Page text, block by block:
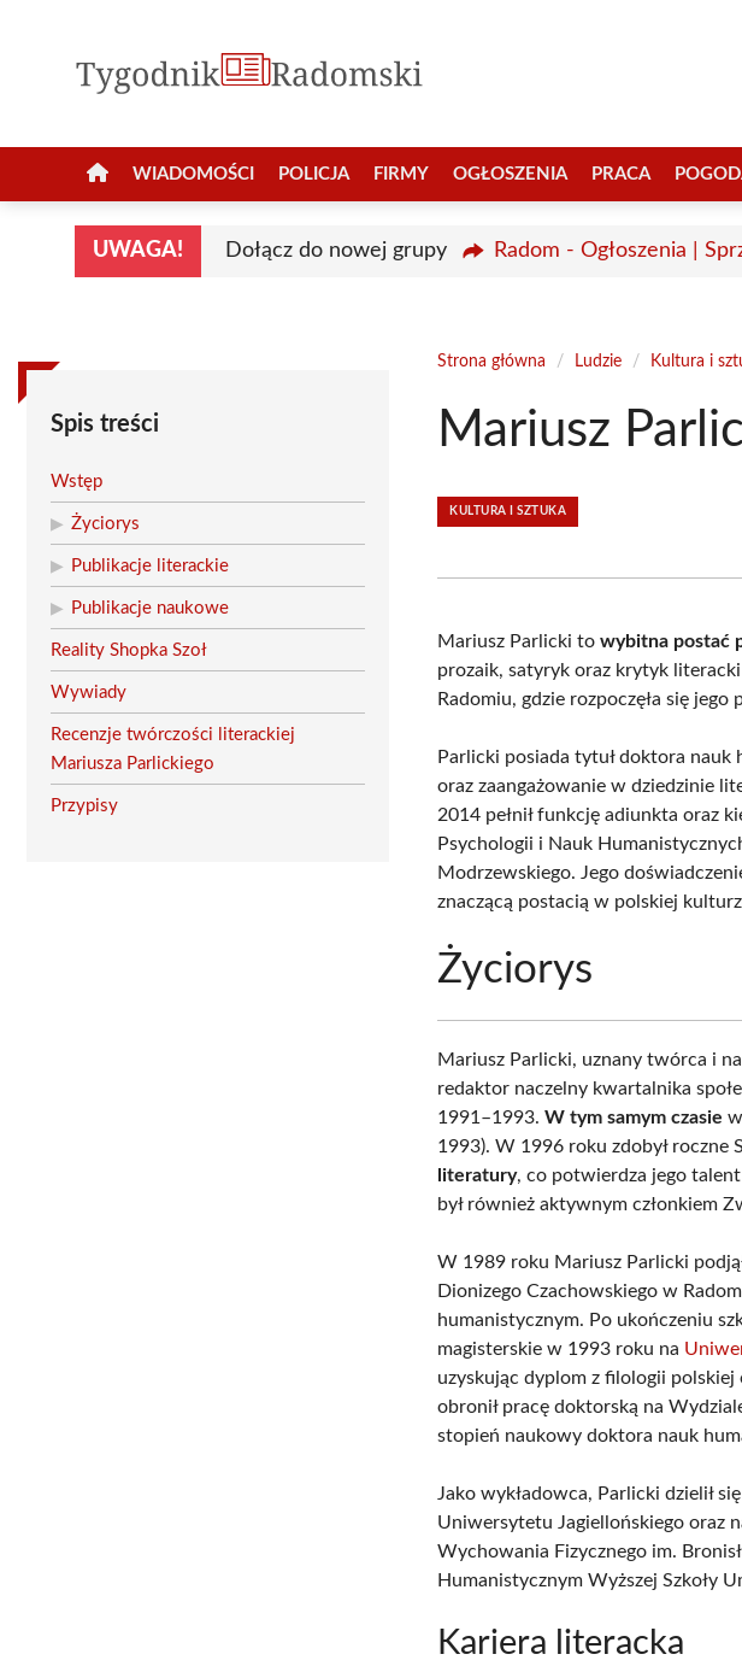
WIADOMOŚCI POLICJA FIRMY OGŁOSZENIA PRACA
UWAGA! Dołącz do nowej grupy Radom - Ogłoszenia |
Spis treści
Wstęp
Życiorys
Publikacje literackie
Publikacje naukowe
Reality Shopka Szoł
Wywiady
Recenzje twórczości literackiej
Mariusza Parlickiego
Przypisy
Strona główna / Ludzie / Kultura i
Mariusz
KULTURA I SZTUKA
Mariusz Parlicki towybitna postać
prozaik, satyryk oraz krytyk
Radomiu, gdzie rozpoczęła się
Parlicki posiada tytuł doktora nauk
oraz zaangażowanie w dziedzinie
2014 pełnił funkcję adiunkta oraz
Psychologii i Nauk
Modrzewskiego. Jego
znaczącą postacią w polskiej
Życiorys
Mariusz Parlicki, uznany twórca i
redaktor naczelny kwartalnika
1991–1993.W tym samym czasie
1993). W 1996 roku zdobył roczne
literatury, co potwierdza jego
był również aktywnym członkiem
W 1989 roku Mariusz Parlicki
Dionizego Czachowskiego w
humanistycznym. Po ukończeniu
magisterskie w 1993 roku na
uzyskując dyplom z filologii
obronił pracę doktorską na
stopień naukowy doktora nauk
Jako wykładowca, Parlicki dzielił
Uniwersytetu Jagiellońskiego oraz
Wychowania Fizycznego im.
Humanistycznym Wyższej Szkoły
Kariera literacka